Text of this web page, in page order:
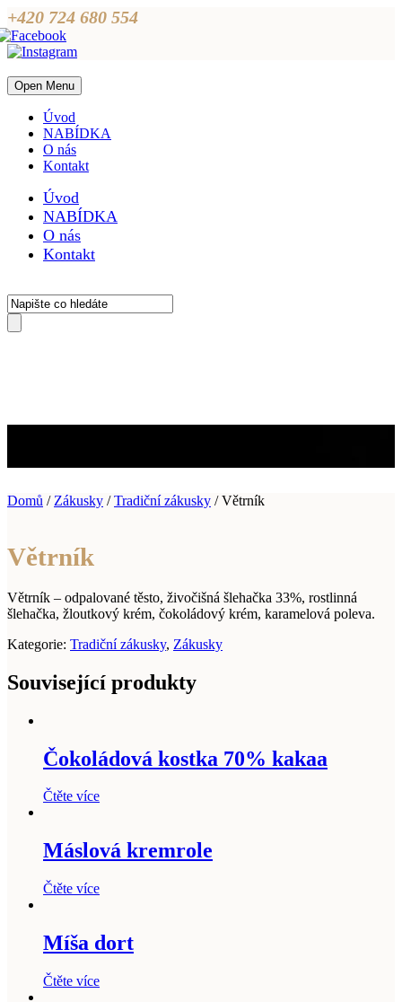
+420 724 680 554
Open Menu
Úvod
NABÍDKA
O nás
Kontakt
Úvod
NABÍDKA
O nás
Kontakt
Domů / Zákusky /Tradiční zákusky / Větrník
Větrník
Větrník – odpalované těsto, živočišná šlehačka 33%, rostlinná
šlehačka, žloutkový krém, čokoládový krém, karamelová poleva.
Kategorie: Tradiční zákusky, Zákusky
Související produkty
Čokoládová kostka 70% kakaa
Čtěte více
Máslová kremrole
Čtěte více
Míša dort
Čtěte více